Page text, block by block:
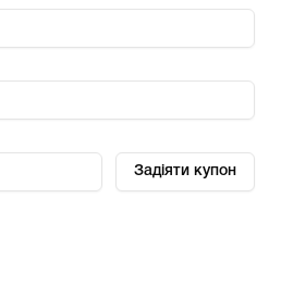
Задіяти купон